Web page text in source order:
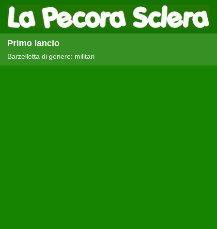
Primo lancio
Barzelletta di genere: militari